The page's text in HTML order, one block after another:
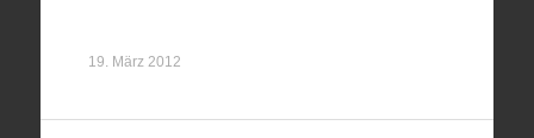
19. März 2012